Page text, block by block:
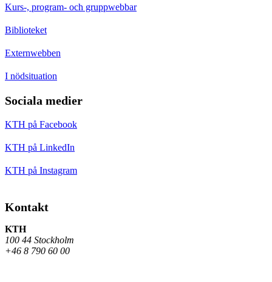
Kurs-, program- och gruppwebbar
Biblioteket
Externwebben
I nödsituation
Sociala medier
KTH på Facebook
KTH på LinkedIn
KTH på Instagram
Kontakt
KTH
100 44 Stockholm
+46 8 790 60 00